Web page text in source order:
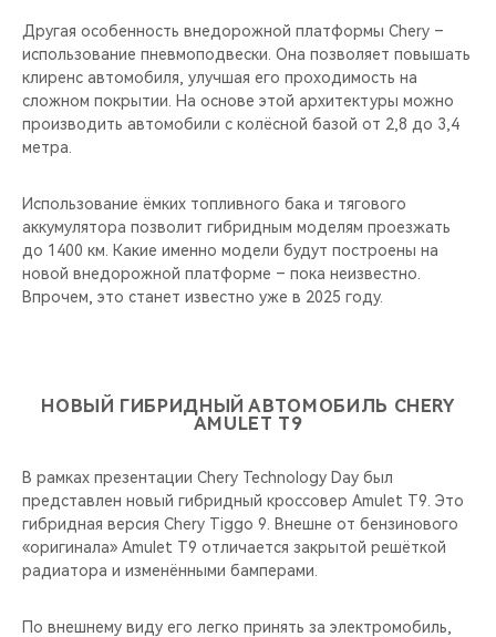
Другая особенность внедорожной платформы Chery –
использование пневмоподвески. Она позволяет повышать
клиренс автомобиля, улучшая его проходимость на
сложном покрытии. На основе этой архитектуры можно
производить автомобили с колёсной базой от 2,8 до 3,4
метра.
Использование ёмких топливного бака и тягового
аккумулятора позволит гибридным моделям проезжать
до 1400 км. Какие именно модели будут построены на
новой внедорожной платформе – пока неизвестно.
Впрочем, это станет известно уже в 2025 году.
НОВЫЙ ГИБРИДНЫЙ АВТОМОБИЛЬ CHERY
AMULET T9
В рамках презентации Chery Technology Day был
представлен новый гибридный кроссовер Amulet T9. Это
гибридная версия Chery Tiggo 9. Внешне от бензинового
«оригинала» Amulet Т9 отличается закрытой решёткой
радиатора и изменёнными бамперами.
По внешнему виду его легко принять за электромобиль,